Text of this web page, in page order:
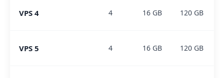
VPS 4 4 16 GB 120 GB
VPS 5 4 16 GB 120 GB